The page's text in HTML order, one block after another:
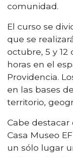
comunidad.
El curso se
que se
octubre, 5 y 12
horas en el
Providencia.
en las bases
territorio,
Cabe destacar
Casa Museo
un sólo lugar